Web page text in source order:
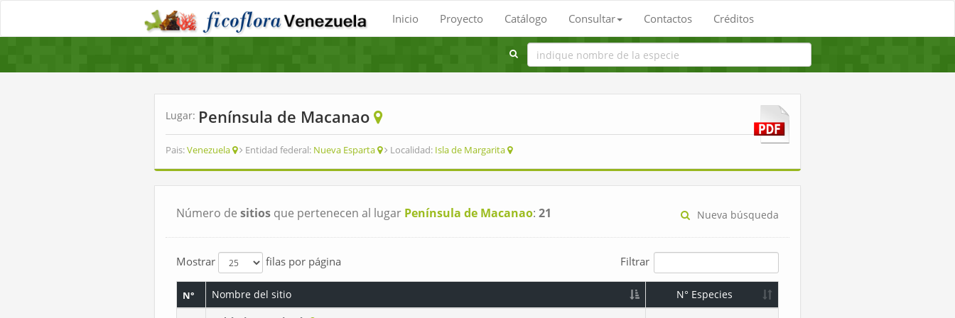
Inicio Proyecto Catálogo Consultar Contactos Créditos
Lugar: Península de Macanao
Pais:Venezuela Entidad federal: Nueva Esparta Localidad: Isla de Margarita
Número de sitios que pertenecen al lugar Península de Macanao: 21 Nueva búsqueda
Mostrar filas por página Filtrar
N° Nombre del sitio N° Especies